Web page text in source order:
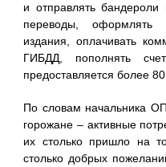
и отправлять
переводы, оформлять
издания, оплачивать
ГИБДД, пополнять
предоставляется более
По словам начальника
горожане – активные
их столько пришло на
столько добрых